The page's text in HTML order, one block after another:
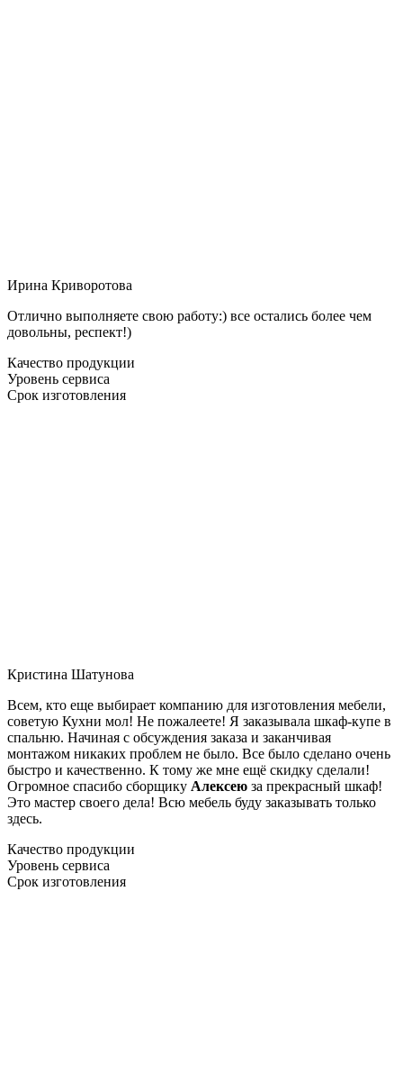
Ирина Криворотова
Отлично выполняете свою работу:) все остались более чем
довольны, респект!)
Качество продукции
Уровень сервиса
Срок изготовления
Кристина Шатунова
Всем, кто еще выбирает компанию для изготовления мебели,
советую Кухни мол! Не пожалеете! Я заказывала шкаф-купе в
спальню. Начиная с обсуждения заказа и заканчивая
монтажом никаких проблем не было. Все было сделано очень
быстро и качественно. К тому же мне ещё скидку сделали!
Огромное спасибо сборщику Алексею за прекрасный шкаф!
Это мастер своего дела! Всю мебель буду заказывать только
здесь.
Качество продукции
Уровень сервиса
Срок изготовления